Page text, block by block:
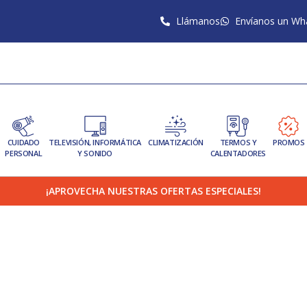
Llámanos Envíanos un
CUIDADO
PERSONAL
TELEVISIÓN, INFORMÁTICA
Y SONIDO
CLIMATIZACIÓN
TERMOS Y
CALENTADORES
PROMOS
¡APROVECHA NUESTRAS OFERTAS ESPECIALES!